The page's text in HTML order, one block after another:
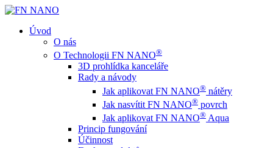
Úvod
O nás
O Technologii FN NANO®
3D prohlídka kanceláře
Rady a návody
Jak aplikovat FN NANO® nátěry
Jak nasvítit FN NANO® povrch
Jak aplikovat FN NANO® Aqua
Princip fungování
Účinnost